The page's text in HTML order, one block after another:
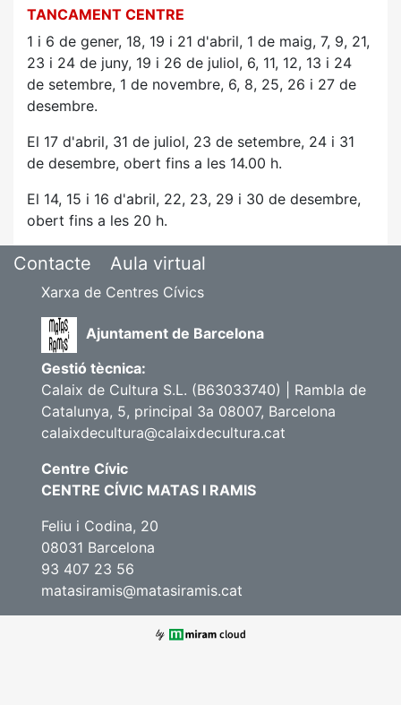
TANCAMENT CENTRE
1 i 6 de gener, 18, 19 i 21 d'abril, 1 de maig, 7, 9, 21,
23 i 24 de juny, 19 i 26 de juliol, 6, 11, 12, 13 i 24
de setembre, 1 de novembre, 6, 8, 25, 26 i 27 de
desembre.
El 17 d'abril, 31 de juliol, 23 de setembre, 24 i 31
de desembre, obert fins a les 14.00 h.
El 14, 15 i 16 d'abril, 22, 23, 29 i 30 de desembre,
obert fins a les 20 h.
Contacte Aula virtual
Xarxa de Centres Cívics
Ajuntament de Barcelona
Gestió tècnica:
Calaix de Cultura S.L. (B63033740) | Rambla de
Catalunya, 5, principal 3a 08007, Barcelona
calaixdecultura@calaixdecultura.cat
Centre Cívic
CENTRE CÍVIC MATAS I RAMIS
Feliu i Codina, 20
08031 Barcelona
93 407 23 56
matasiramis@matasiramis.cat